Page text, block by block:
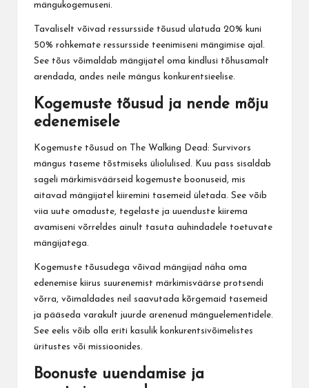
mängukogemuseni.
Tavaliselt võivad ressursside tõusud ulatuda 20% kuni
50% rohkemate ressursside teenimiseni mängimise ajal.
See tõus võimaldab mängijatel oma kindlusi tõhusamalt
arendada, andes neile mängus konkurentsieelise.
Kogemuste tõusud ja nende mõju
edenemisele
Kogemuste tõusud on The Walking Dead: Survivors
mängus taseme tõstmiseks üliolulised. Kuu pass sisaldab
sageli märkimisväärseid kogemuste boonuseid, mis
aitavad mängijatel kiiremini tasemeid ületada. See võib
viia uute omaduste, tegelaste ja uuenduste kiirema
avamiseni võrreldes ainult tasuta auhindadele toetuvate
mängijatega.
Kogemuste tõusudega võivad mängijad näha oma
edenemise kiirus suurenemist märkimisväärse protsendi
võrra, võimaldades neil saavutada kõrgemaid tasemeid
ja pääseda varakult juurde arenenud mänguelementidele.
See eelis võib olla eriti kasulik konkurentsivõimelistes
üritustes või missioonides.
Boonuste uuendamise ja